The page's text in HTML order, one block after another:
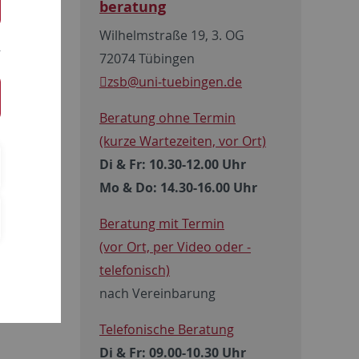
ohne
beratung
Wilhelmstraße 19, 3. OG
72074 Tübingen
zsb@uni-tuebingen.de
Beratung ohne Termin
(kurze Wartezeiten, vor Ort)
Di & Fr: 10.30-12.00 Uhr
Mo & Do: 14.30-16.00 Uhr
Beratung mit Termin
(vor Ort, per Video oder ­
telefonisch)
nach Vereinbarung
Telefonische Beratung
Di & Fr: 09.00-10.30 Uhr